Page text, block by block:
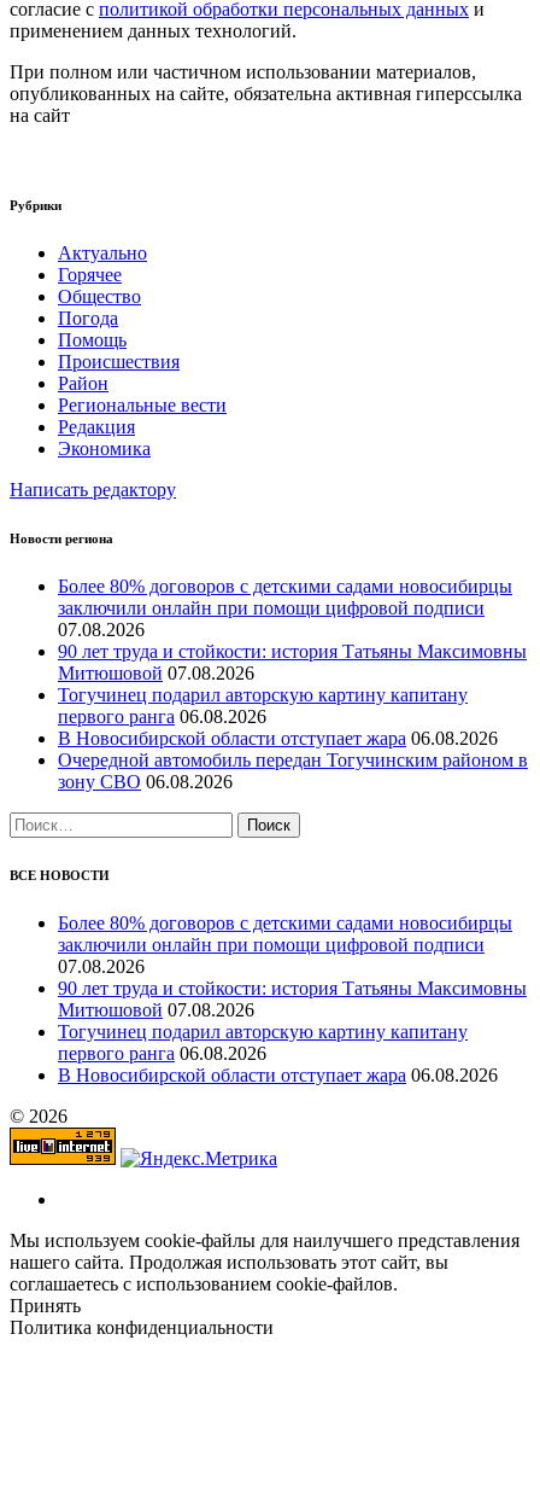
согласие с политикой обработки персональных данных и
применением данных технологий.
При полном или частичном использовании материалов,
опубликованных на сайте, обязательна активная гиперссылка
на сайт
Рубрики
Актуально
Горячее
Общество
Погода
Помощь
Происшествия
Район
Региональные вести
Редакция
Экономика
Написать редактору
Новости региона
Более 80% договоров с детскими садами новосибирцы
заключили онлайн при помощи цифровой подписи
07.08.2026
90 лет труда и стойкости: история Татьяны Максимовны
Митюшовой 07.08.2026
Тогучинец подарил авторскую картину капитану
первого ранга 06.08.2026
В Новосибирской области отступает жара 06.08.2026
Очередной автомобиль передан Тогучинским районом в
зону СВО 06.08.2026
Найти:
ВСЕ НОВОСТИ
Более 80% договоров с детскими садами новосибирцы
заключили онлайн при помощи цифровой подписи
07.08.2026
90 лет труда и стойкости: история Татьяны Максимовны
Митюшовой 07.08.2026
Тогучинец подарил авторскую картину капитану
первого ранга 06.08.2026
В Новосибирской области отступает жара 06.08.2026
© 2026
Мы используем cookie-файлы для наилучшего представления
нашего сайта. Продолжая использовать этот сайт, вы
соглашаетесь с использованием cookie-файлов.
Принять
Политика конфиденциальности